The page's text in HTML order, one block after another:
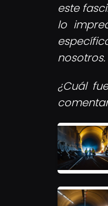
este
lo
nosotros.
¿Cuál